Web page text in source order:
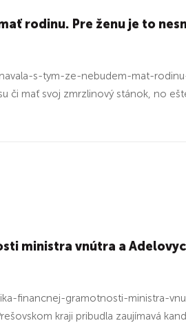
rodinu. Pre ženu je to
s-tym-ze-nebudem-mat-
či mať svoj zmrzlinový stánok, no
ministra vnútra a
financnej-gramotnosti-ministra-
kraji pribudla zaujímavá